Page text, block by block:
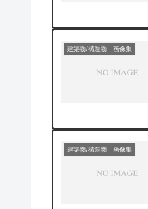
建築物/構造物 画像集
建築物/構造物 画像集